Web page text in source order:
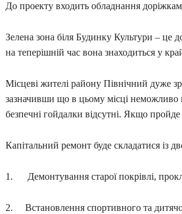
До проекту входить обладнання
Зелена зона біля Будинку Культури – це
на теперішній час вона знаходиться у
Місцеві жителі району Північний дуже
зазначивши що в цьому місці неможливо
безпечні гойдалки відсутні. Якщо
Капітальний ремонт буде складатися із
1. Демонтування старої покрівлі,
2. Встановлення спортивного та